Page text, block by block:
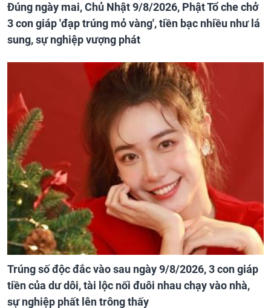
Đúng ngày mai, Chủ Nhật 9/8/2026, Phật Tổ che chở
3 con giáp 'đạp trúng mỏ vàng', tiền bạc nhiều như lá
sung, sự nghiệp vượng phát
Trúng số độc đắc vào sau ngày 9/8/2026, 3 con giáp
tiền của dư dôi, tài lộc nối đuôi nhau chạy vào nhà,
sự nghiệp phất lên trông thấy